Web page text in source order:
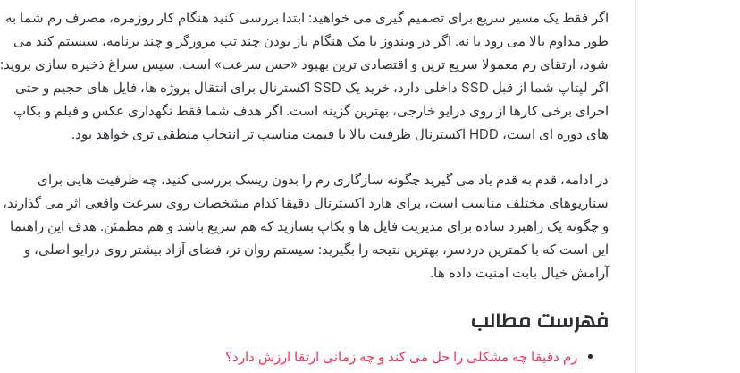
اگر فقط یک مسیر سریع برای تصمیم گیری می خواهید: ابتدا بررسی کنید هنگام کار روزمره، مصرف رم شما به
طور مداوم بالا می رود یا نه. اگر در ویندوز یا مک هنگام باز بودن چند تب مرورگر و چند برنامه، سیستم کند می
شود، ارتقای رم معمولا سریع ترین و اقتصادی ترین بهبود «حس سرعت» است. سپس سراغ ذخیره سازی بروید:
اگر لپتاپ شما از قبل SSD داخلی دارد، خرید یک SSD اکسترنال برای انتقال پروژه ها، فایل های حجیم و حتی
اجرای برخی کارها از روی درایو خارجی، بهترین گزینه است. اگر هدف شما فقط نگهداری عکس و فیلم و بکاپ
های دوره ای است، HDD اکسترنال ظرفیت بالا با قیمت مناسب تر انتخاب منطقی تری خواهد بود.
در ادامه، قدم به قدم یاد می گیرید چگونه سازگاری رم را بدون ریسک بررسی کنید، چه ظرفیت هایی برای
سناریوهای مختلف مناسب است، برای هارد اکسترنال دقیقا کدام مشخصات روی سرعت واقعی اثر می گذارند،
و چگونه یک راهبرد ساده برای مدیریت فایل ها و بکاپ بسازید که هم سریع باشد و هم مطمئن. هدف این راهنما
این است که با کمترین دردسر، بهترین نتیجه را بگیرید: سیستم روان تر، فضای آزاد بیشتر روی درایو اصلی، و
آرامش خیال بابت امنیت داده ها.
فهرست مطالب
رم دقیقا چه مشکلی را حل می کند و چه زمانی ارتقا ارزش دارد؟